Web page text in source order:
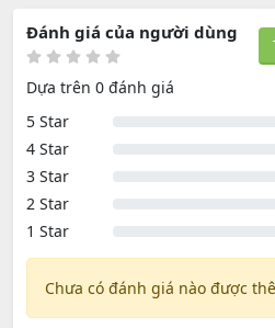
Đánh giá của người dùng
Dựa trên 0 đánh giá
5 Star
4 Star
3 Star
2 Star
1 Star
Chưa có đánh giá nào được